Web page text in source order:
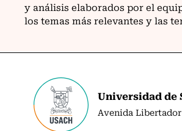
Universidad de
Avenida